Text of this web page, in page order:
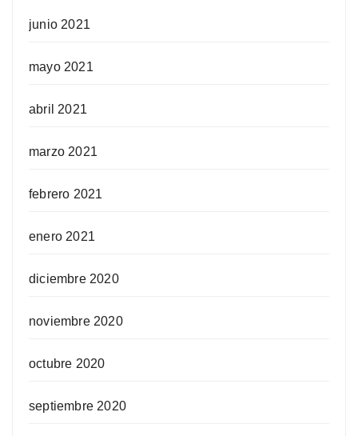
junio 2021
mayo 2021
abril 2021
marzo 2021
febrero 2021
enero 2021
diciembre 2020
noviembre 2020
octubre 2020
septiembre 2020